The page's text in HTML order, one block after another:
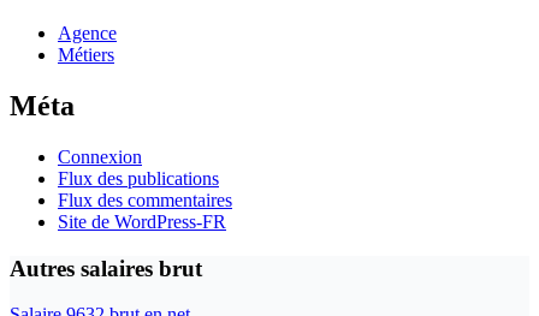
Agence
Métiers
Méta
Connexion
Flux des publications
Flux des commentaires
Site de WordPress-FR
Autres salaires brut